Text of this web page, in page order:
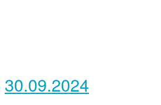
30.09.2024